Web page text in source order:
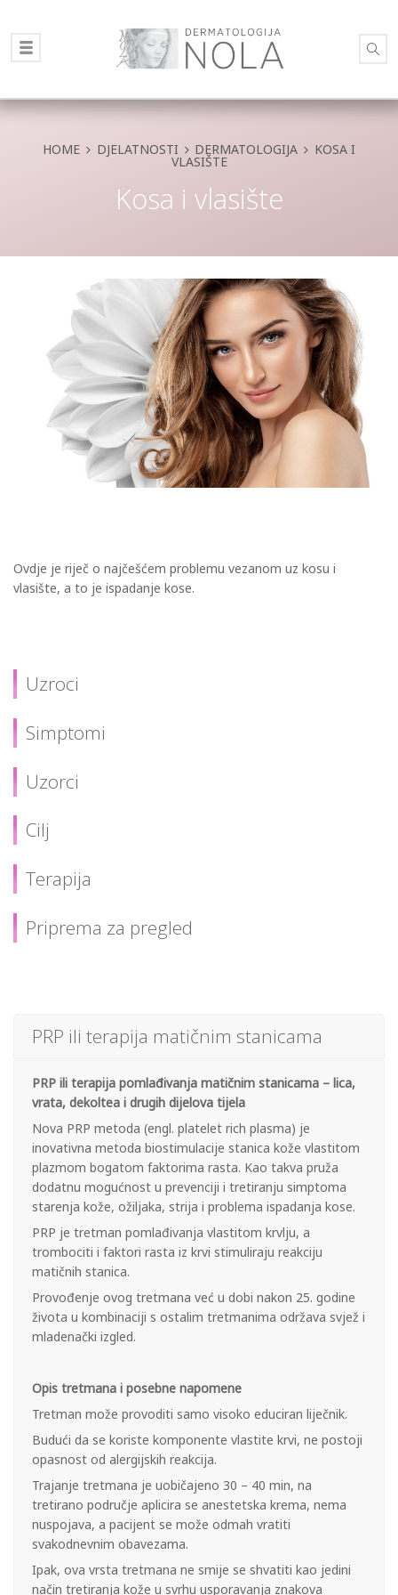
HOME DJELATNOSTI DERMATOLOGIJA KOSA I
VLASIŠTE
Kosa i vlasište
Ovdje je riječ o najčešćem problemu vezanom uz kosu i
vlasište, a to je ispadanje kose.
Uzroci
Simptomi
Uzorci
Cilj
Terapija
Priprema za pregled
PRP ili terapija matičnim stanicama
PRP ili terapija pomlađivanja matičnim stanicama – lica,
vrata, dekoltea i drugih dijelova tijela
Nova PRP metoda (engl. platelet rich plasma) je
inovativna metoda biostimulacije stanica kože vlastitom
plazmom bogatom faktorima rasta. Kao takva pruža
dodatnu mogućnost u prevenciji i tretiranju simptoma
starenja kože, ožiljaka, strija i problema ispadanja kose.
PRP je tretman pomlađivanja vlastitom krvlju, a
trombociti i faktori rasta iz krvi stimuliraju reakciju
matičnih stanica.
Provođenje ovog tretmana već u dobi nakon 25. godine
života u kombinaciji s ostalim tretmanima održava svjež i
mladenački izgled.
Opis tretmana i posebne napomene
Tretman može provoditi samo visoko educiran liječnik.
Budući da se koriste komponente vlastite krvi, ne postoji
opasnost od alergijskih reakcija.
Trajanje tretmana je uobičajeno 30 – 40 min, na
tretirano područje aplicira se anestetska krema, nema
nuspojava, a pacijent se može odmah vratiti
svakodnevnim obavezama.
Ipak, ova vrsta tretmana ne smije se shvatiti kao jedini
način tretiranja kože u svrhu usporavanja znakova